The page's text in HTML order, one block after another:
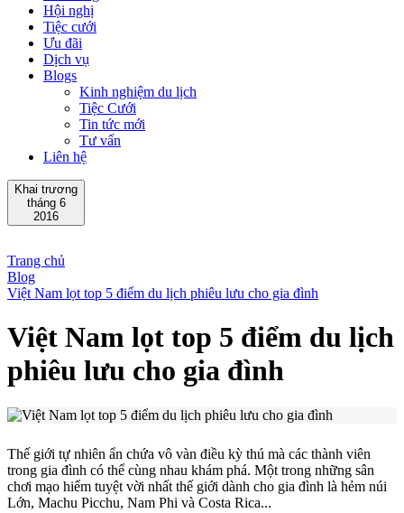
Hội nghị
Tiệc cưới
Ưu đãi
Dịch vụ
Blogs
Kinh nghiệm du lịch
Tiệc Cưới
Tin tức mới
Tư vấn
Liên hệ
Khai trương
tháng 6
2016
Trang chủ
Blog
Việt Nam lọt top 5 điểm du lịch phiêu lưu cho gia đình
Việt Nam lọt top 5 điểm du lịch
phiêu lưu cho gia đình
Thế giới tự nhiên ẩn chứa vô vàn điều kỳ thú mà các thành viên
trong gia đình có thể cùng nhau khám phá. Một trong những sân
chơi mạo hiểm tuyệt vời nhất thế giới dành cho gia đình là hẻm núi
Lớn, Machu Picchu, Nam Phi và Costa Rica...